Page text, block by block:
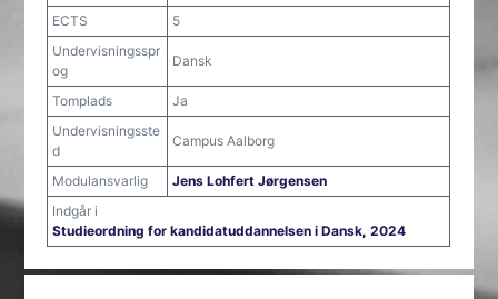
ECTS
5
Undervisningsspr
og
Dansk
Tomplads
Ja
Undervisningsste
d
Campus Aalborg
Modulansvarlig
Jens Lohfert Jørgensen
Indgår i
Studieordning for kandidatuddannelsen i Dansk, 2024